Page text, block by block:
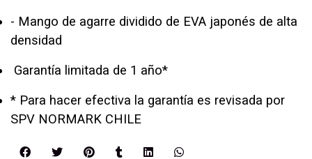
- Mango de agarre dividido de EVA japonés de alta
densidad
Garantía limitada de 1 año*
* Para hacer efectiva la garantía es revisada por
SPV NORMARK CHILE